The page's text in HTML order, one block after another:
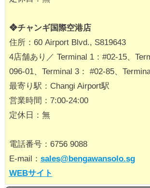
❖チャンギ国際空港店
住所：60 Airport Blvd., S819643
4店舗あり／ Terminal 1：#02-15、
096-01、Terminal 3： #02-85、
最寄り駅：Changi Airport駅
営業時間：7:00-24:00
定休日：無
電話番号：6756 9088
E-mail： sales@bengawansolo.sg
WEBサイト